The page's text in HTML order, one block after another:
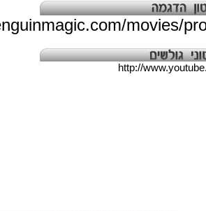
movies/
http://